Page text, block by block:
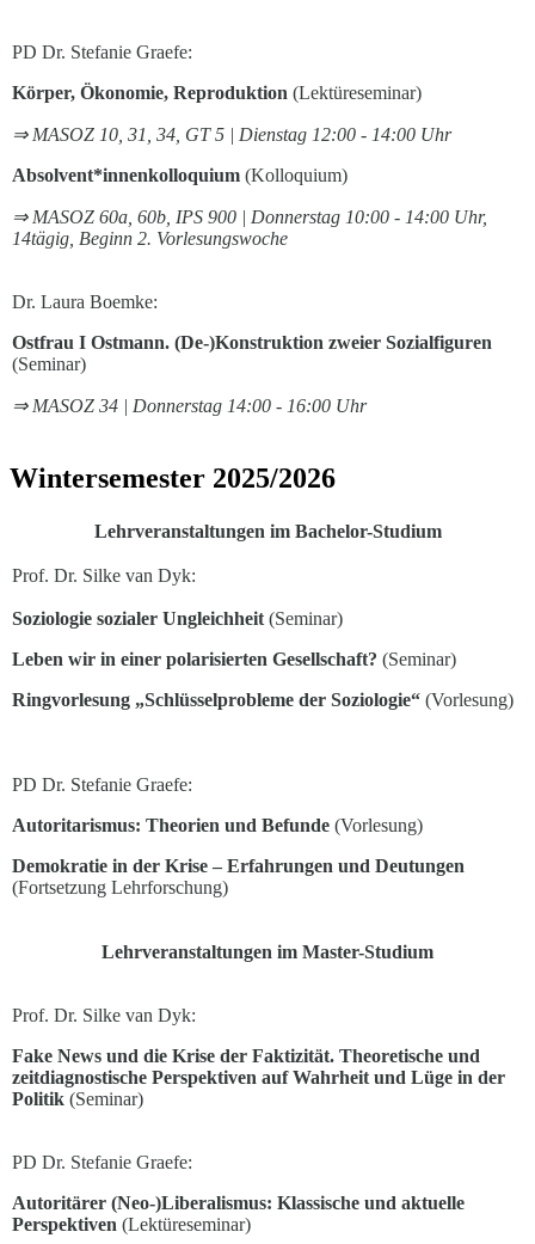
PD Dr. Stefanie Graefe:
Körper, Ökonomie, Reproduktion (Lektüreseminar)
⇒ MASOZ 10, 31, 34, GT 5 | Dienstag 12:00 - 14:00 Uhr
Absolvent*innenkolloquium (Kolloquium)
⇒ MASOZ 60a, 60b, IPS 900 | Donnerstag 10:00 - 14:00 Uhr,
14tägig, Beginn 2. Vorlesungswoche
Dr. Laura Boemke:
Ostfrau I Ostmann. (De-)Konstruktion zweier Sozialfiguren
(Seminar)
⇒ MASOZ 34 | Donnerstag 14:00 - 16:00 Uhr
Wintersemester 2025/2026
Lehrveranstaltungen im Bachelor-Studium
Prof. Dr. Silke van Dyk:
Soziologie sozialer Ungleichheit (Seminar)
Leben wir in einer polarisierten Gesellschaft? (Seminar)
Ringvorlesung „Schlüsselprobleme der Soziologie“ (Vorlesung)
PD Dr. Stefanie Graefe:
Autoritarismus: Theorien und Befunde (Vorlesung)
Demokratie in der Krise – Erfahrungen und Deutungen
(Fortsetzung Lehrforschung)
Lehrveranstaltungen im Master-Studium
Prof. Dr. Silke van Dyk:
Fake News und die Krise der Faktizität. Theoretische und
zeitdiagnostische Perspektiven auf Wahrheit und Lüge in der
Politik (Seminar)
PD Dr. Stefanie Graefe:
Autoritärer (Neo-)Liberalismus: Klassische und aktuelle
Perspektiven (Lektüreseminar)